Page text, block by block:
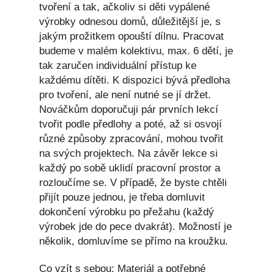
tvoření a tak, ačkoliv si děti vypálené
výrobky odnesou domů, důležitější je, s
jakým prožitkem opouští dílnu. Pracovat
budeme v malém kolektivu, max. 6 dětí, je
tak zaručen individuální přístup ke
každému dítěti. K dispozici bývá předloha
pro tvoření, ale není nutné se jí držet.
Nováčkům doporučuji pár prvních lekcí
tvořit podle předlohy a poté, až si osvojí
různé způsoby zpracování, mohou tvořit
na svých projektech. Na závěr lekce si
každý po sobě uklidí pracovní prostor a
rozloučíme se. V případě, že byste chtěli
přijít pouze jednou, je třeba domluvit
dokončení výrobku po přežahu (každý
výrobek jde do pece dvakrát). Možností je
několik, domluvíme se přímo na kroužku.
Co vzít s sebou: Materiál a potřebné